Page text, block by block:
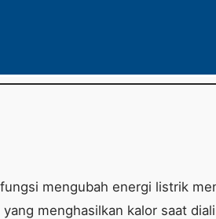
mengubah energi listrik
menghasilkan kalor saat